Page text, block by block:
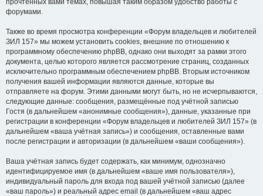
прочтённых вами темах, повышая таким образом удобство работы с
форумами.
Также во время просмотра конференции «Форум владельцев и любителей
ЗИЛ 157» мы можем установить cookies, внешние по отношению к
программному обеспечению phpBB, однако они выходят за рамки этого
документа, целью которого является рассмотрение страниц, созданных
исключительно программным обеспечением phpBB. Вторым источником
получения вашей информации являются данные, которые вы
отправляете на форум. Этими данными могут быть, но не исчерпываются,
следующие данные: сообщения, размещённые под учётной записью
Гостя (в дальнейшем «анонимные сообщения»), данные, указанные при
регистрации в конференции «Форум владельцев и любителей ЗИЛ 157» (в
дальнейшем «ваша учётная запись») и сообщения, оставленные вами
после регистрации и авторизации (в дальнейшем «ваши сообщения»).
Ваша учётная запись будет содержать, как минимум, однозначно
идентифицируемое имя (в дальнейшем «ваше имя пользователя»),
индивидуальный пароль для входа под вашей учётной записью (далее
«ваш пароль») и реальный адрес email (в дальнейшем «ваш адрес